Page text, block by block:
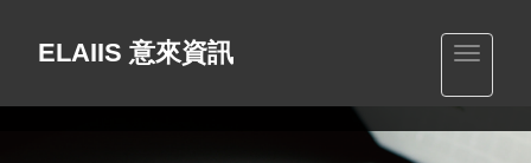
Toggle
ELAIIS 意來資訊